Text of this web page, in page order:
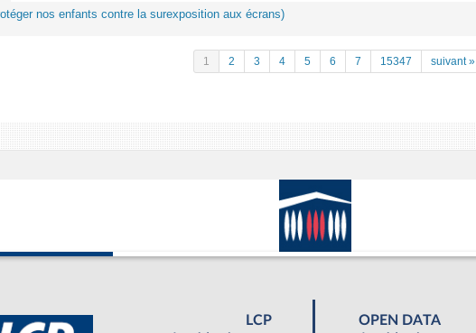
nos enfants contre la surexposition aux écrans)
1 2 3 4 5 6 7 15347 suivant »
LCP
OPEN DATA